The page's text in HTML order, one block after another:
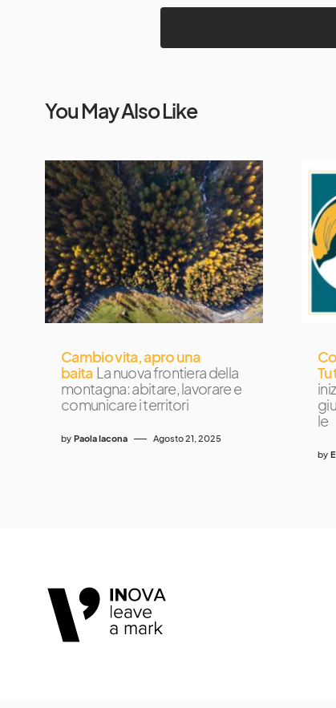
You May Also Like
Cambio vita, apro una
baita La nuova frontiera della
montagna: abitare, lavorare e
comunicare i territori
by Paola Iacona Agosto 21, 2025
le
by